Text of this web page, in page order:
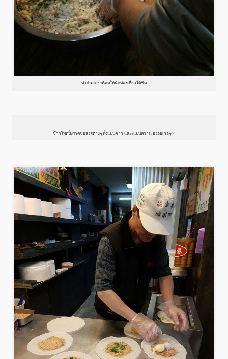
ทำกันสดๆ พร้อมให้นักท่องเที่ยวได้ชิม
ข้าวโพดปิ้งราดซอสรสต่างๆ ทั้งแบบคาว และะแบบหวาน อร่อยเว่อๆๆๆ